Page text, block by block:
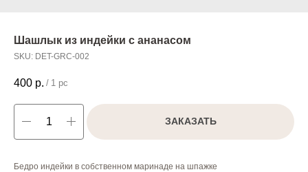
Шашлык из индейки с ананасом
SKU: DET-GRC-002
400 р. / 1 pc
ЗАКАЗАТЬ
Бедро индейки в собственном маринаде на шпажке